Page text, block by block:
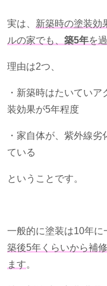
実は、 新築時の塗装効
ルの家でも、 築5年を
理由は2つ、
・新築時はたいてい
装効果が5年程度
・家自体が、紫外線
ている
ということです。
一般的に塗装は10年に
築後5年くらいから補
ます。